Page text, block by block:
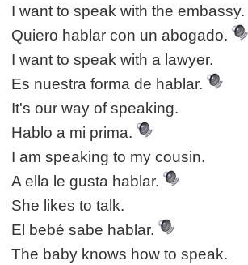
I want to speak with the embassy.
Quiero hablar con un abogado.
I want to speak with a lawyer.
Es nuestra forma de hablar.
It's our way of speaking.
Hablo a mi prima.
I am speaking to my cousin.
A ella le gusta hablar.
She likes to talk.
El bebé sabe hablar.
The baby knows how to speak.